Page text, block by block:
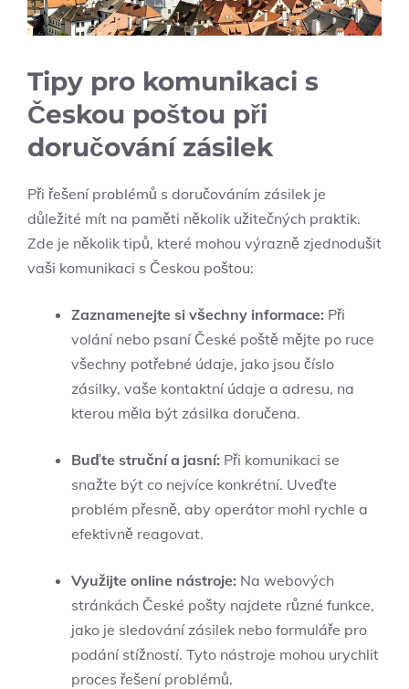
Tipy pro komunikaci s
Českou poštou při
doručování zásilek
Při řešení problémů s doručováním zásilek je
důležité mít na paměti několik užitečných praktik.
Zde je několik tipů, které mohou výrazně zjednodušit
vaši komunikaci s Českou poštou:
Zaznamenejte si všechny informace: Při
volání nebo psaní České poště mějte po ruce
všechny potřebné údaje, jako jsou číslo
zásilky, vaše kontaktní údaje a adresu, na
kterou měla být zásilka doručena.
Buďte struční a jasní: Při komunikaci se
snažte být co nejvíce konkrétní. Uveďte
problém přesně, aby operátor mohl rychle a
efektivně reagovat.
Využijte online nástroje: Na webových
stránkách České pošty najdete různé funkce,
jako je sledování zásilek nebo formuláře pro
podání stížností. Tyto nástroje mohou urychlit
proces řešení problémů.